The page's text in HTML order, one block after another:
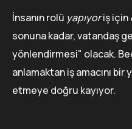
İnsanın rolü yapıyoriş için
sonuna kadar, vatandaş
yönlendirmesi" olacak.
anlamaktan iş amacını bir
etmeye doğru kayıyor.